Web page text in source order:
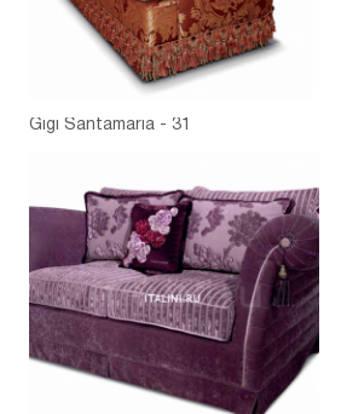
Gigi Santamaria - 31